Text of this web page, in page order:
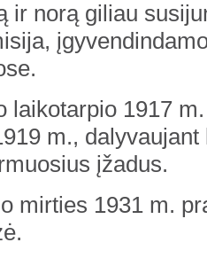
ir norą giliau
laikotarpio 1917
m.,
įžadus.
mirties 1931 m.